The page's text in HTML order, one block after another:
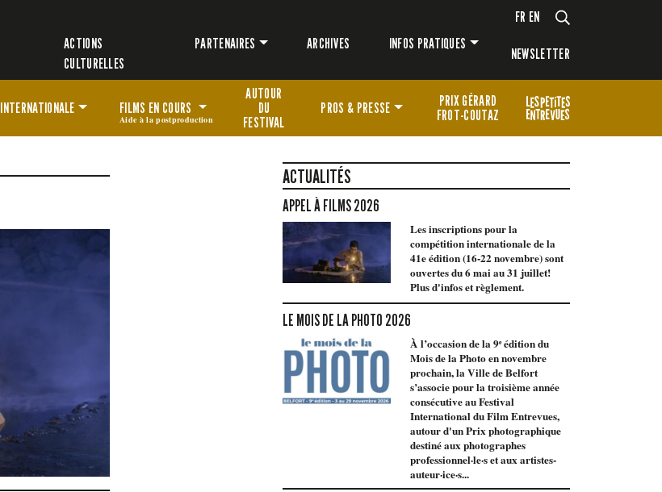
FR EN
ACTIONS
CULTURELLES
PARTENAIRES ARCHIVES INFOS PRATIQUES
NEWSLETTER
INTERNATIONALE FILMS EN COURS
Aide à la postproduction
AUTOUR
DU
FESTIVAL
PROS & PRESSE
PRIX GÉRARD
FROT-COUTAZ
ACTUALITÉS
APPEL À FILMS 2026
Les inscriptions pour la
compétition internationale de la
41e édition (16-22 novembre) sont
ouvertes du 6 mai au 31 juillet!
Plus d'infos et règlement.
LE MOIS DE LA PHOTO 2026
À l’occasion de la 9ᵉ édition du
Mois de la Photo en novembre
prochain, la Ville de Belfort
s’associe pour la troisième année
consécutive au Festival
International du Film Entrevues,
autour d'un Prix photographique
destiné aux photographes
professionnel·le·s et aux artistes-
auteur·ice·s...